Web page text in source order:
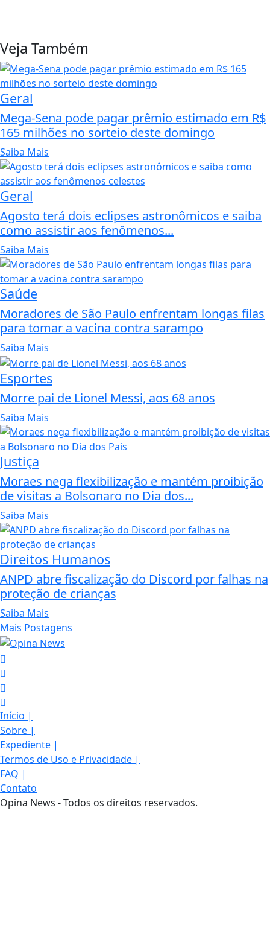
Veja Também
Geral
Mega-Sena pode pagar prêmio estimado em R$
165 milhões no sorteio deste domingo
Saiba Mais
Geral
Agosto terá dois eclipses astronômicos e saiba
como assistir aos fenômenos...
Saiba Mais
Saúde
Moradores de São Paulo enfrentam longas filas
para tomar a vacina contra sarampo
Saiba Mais
Esportes
Morre pai de Lionel Messi, aos 68 anos
Saiba Mais
Justiça
Moraes nega flexibilização e mantém proibição
de visitas a Bolsonaro no Dia dos...
Saiba Mais
Direitos Humanos
ANPD abre fiscalização do Discord por falhas na
proteção de crianças
Saiba Mais
Mais Postagens
Início |
Sobre |
Expediente |
Termos de Uso e Privacidade |
FAQ |
Contato
Opina News - Todos os direitos reservados.